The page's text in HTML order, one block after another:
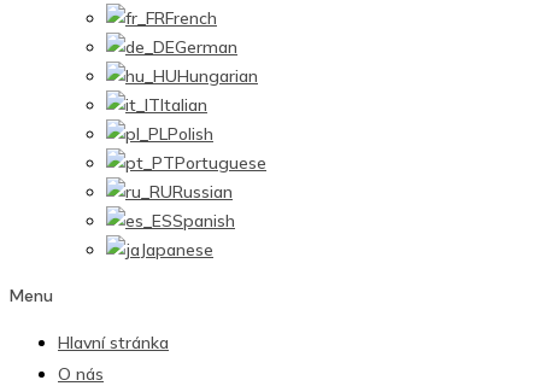
French
German
Hungarian
Italian
Polish
Portuguese
Russian
Spanish
Japanese
Menu
Hlavní stránka
O nás